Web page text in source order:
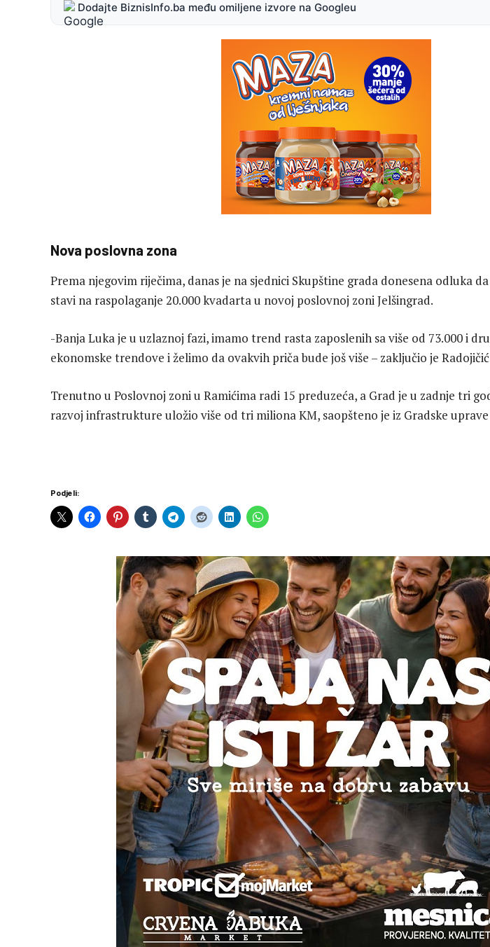
Dodajte BiznisInfo.ba među omiljene izvore na Googleu
Nova poslovna zona
Prema njegovim riječima, danas je na sjednici Skupštine grada donesena odluka
stavi na raspolaganje 20.000 kvadarta u novoj poslovnoj zoni Jelšingrad.
-Banja Luka je u uzlaznoj fazi, imamo trend rasta zaposlenih sa više od 73.000 i
ekonomske trendove i želimo da ovakvih priča bude još više – zaključio je
Trenutno u Poslovnoj zoni u Ramićima radi 15 preduzeća, a Grad je u zadnje tri
razvoj infrastrukture uložio više od tri miliona KM, saopšteno je iz Gradske
Podjeli: